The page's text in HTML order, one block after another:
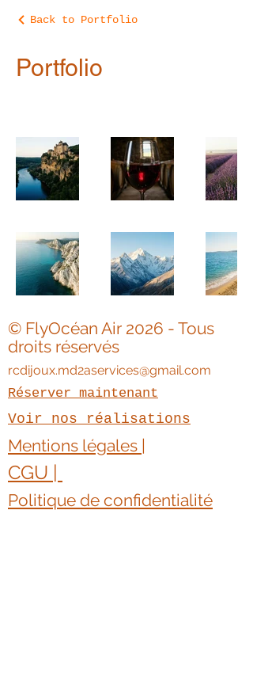
Back to Portfolio
Portfolio
© FlyOcéan Air 2026 - Tous
droits réservés
rcdijoux.md2aservices@gmail.com
Réserver maintenant
Voir nos réalisations
Mentions légales |
CGU | ​
Politique de confidentialité